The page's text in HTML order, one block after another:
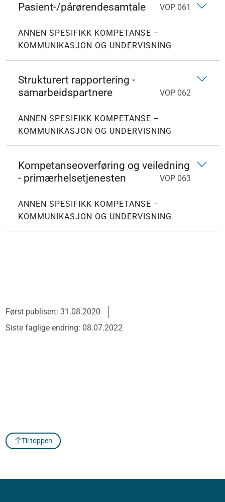
Pasient-/pårørendesamtale VOP 061
ANNEN SPESIFIKK KOMPETANSE –
KOMMUNIKASJON OG UNDERVISNING
Strukturert rapportering -
samarbeidspartnere
VOP 062
ANNEN SPESIFIKK KOMPETANSE –
KOMMUNIKASJON OG UNDERVISNING
Kompetanseoverføring og veiledning
- primærhelsetjenesten
VOP 063
ANNEN SPESIFIKK KOMPETANSE –
KOMMUNIKASJON OG UNDERVISNING
Først publisert: 31.08.2020
Siste faglige endring: 08.07.2022
Til toppen